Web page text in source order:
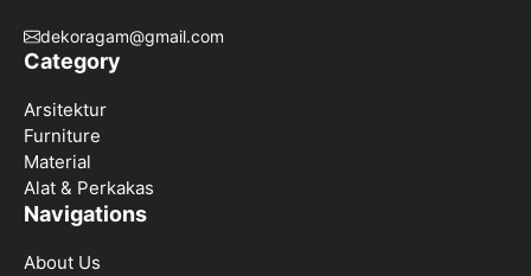
dekoragam@gmail.com
Category
Arsitektur
Furniture
Material
Alat & Perkakas
Navigations
About Us